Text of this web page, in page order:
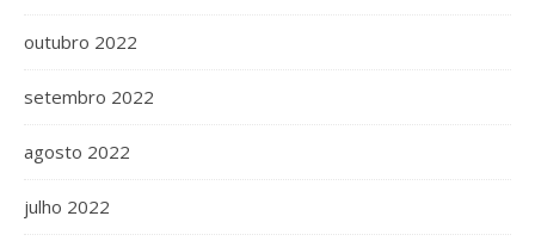
outubro 2022
setembro 2022
agosto 2022
julho 2022